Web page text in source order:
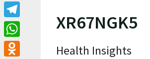
XR67NGK5
Health Insights
Viber
Telegram
WhatsApp